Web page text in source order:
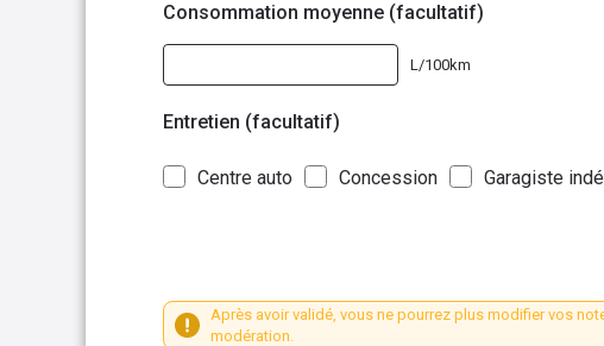
Consommation moyenne (facultatif)
L/100km
Entretien (facultatif)
Centre auto Concession Garagiste
Après avoir validé, vous ne pourrez plus modifier vos
modération.